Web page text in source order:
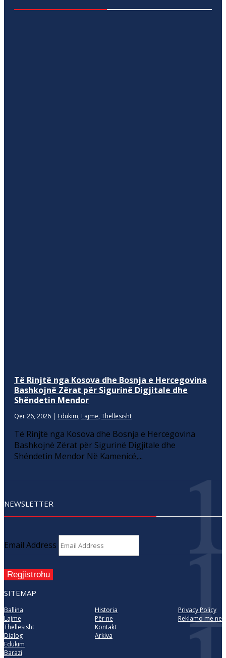
Të Rinjtë nga Kosova dhe Bosnja e Hercegovina
Bashkojnë Zërat për Sigurinë Digjitale dhe
Shëndetin Mendor
Qer 26, 2026 | Edukim, Lajme, Thellesisht
Të Rinjtë nga Kosova dhe Bosnja e Hercegovina
Bashkojnë Zërat për Sigurinë Digjitale dhe
Shëndetin Mendor Në Kamenicë,...
NEWSLETTER
Email Address
Regjistrohu
SITEMAP
Ballina
Lajme
Thellësisht
Dialog
Edukim
Barazi
Historia
Për ne
Kontakt
Arkiva
Privacy Policy
Reklamo me ne